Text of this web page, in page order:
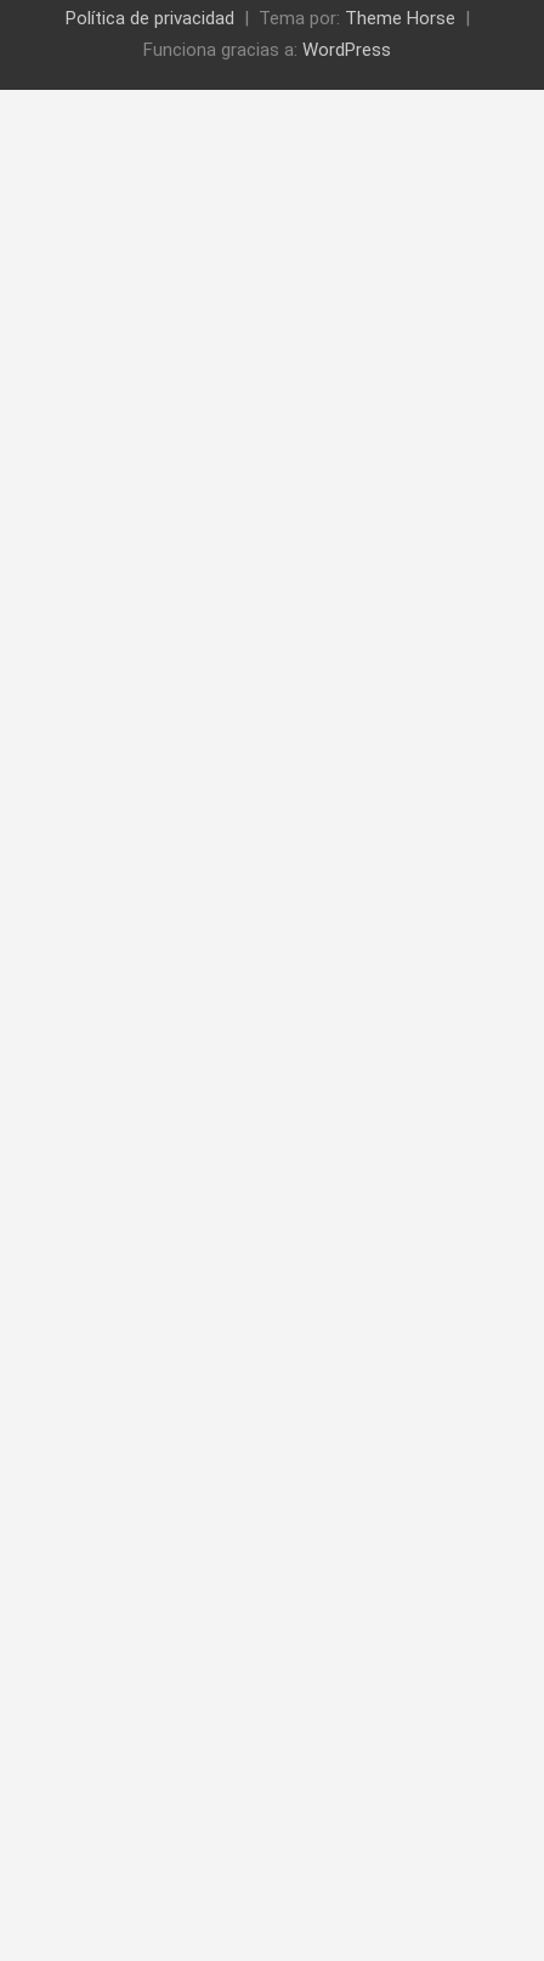
Política de privacidad
Tema por: Theme Horse
Funciona gracias a: WordPress